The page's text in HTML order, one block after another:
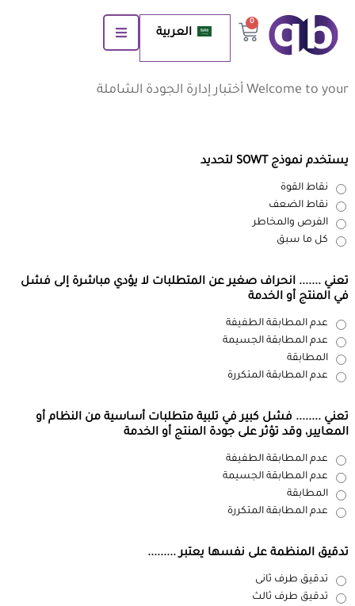
0
العربية
Welcome to your أختبار إدارة الجودة الشاملة
يستخدم نموذج SOWT لتحديد
نقاط القوة
نقاط الضعف
الفرص والمخاطر
كل ما سبق
تعني ....... انحراف صغير عن المتطلبات لا يؤدي مباشرة إلى فشل
في المنتج أو الخدمة
عدم المطابقة الطفيفة
عدم المطابقة الجسيمة
المطابقة
عدم المطابقة المتكررة
تعني ........ فشل كبير في تلبية متطلبات أساسية من النظام أو
المعايير، وقد تؤثر على جودة المنتج أو الخدمة
عدم المطابقة الطفيفة
عدم المطابقة الجسيمة
المطابقة
عدم المطابقة المتكررة
تدقيق المنظمة على نفسها يعتبر .........
تدقيق طرف ثانى
تدقيق طرف ثالث